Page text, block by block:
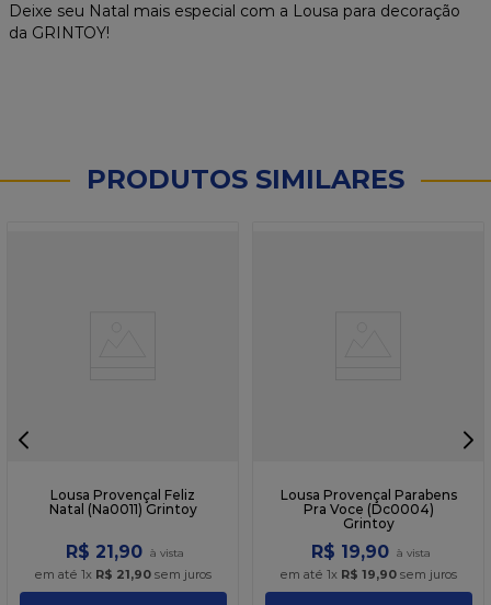
Deixe seu Natal mais especial com a Lousa para decoração
da GRINTOY!
PRODUTOS SIMILARES
Lousa Provençal Feliz
Natal (Na0011) Grintoy
R$ 21 ,90
em até 1x R$ 21,90 sem juros
Lousa Provençal Parabens
Pra Voce (Dc0004)
Grintoy
R$ 19,90
em até 1x R$ 19,90 sem juros